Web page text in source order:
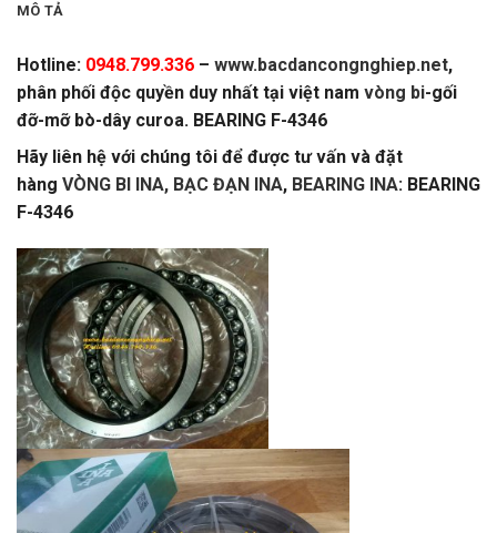
MÔ TẢ
Hotline: 0948.799.336 – www.bacdancongnghiep.net,
phân phối độc quyền duy nhất tại việt nam vòng bi-gối
đỡ-mỡ bò-dây curoa. BEARING F-4346
Hãy liên hệ với chúng tôi để được tư vấn và đặt
hàng VÒNG BI INA, BẠC ĐẠN INA, BEARING INA: BEARING
F-4346